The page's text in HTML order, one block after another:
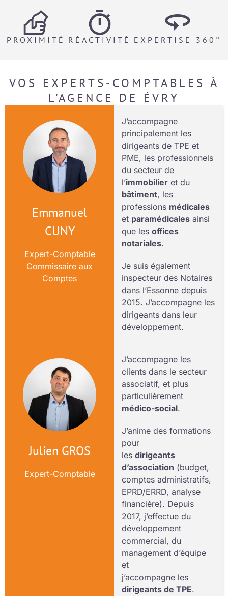
PROXIMITÉ RÉACTIVITÉ EXPERTISE 360°
VOS EXPERTS-COMPTABLES À
L’AGENCE DE ÉVRY
Emmanuel
CUNY
Expert-Comptable
Commissaire aux
Comptes
J’accompagne
principalement les
dirigeants de TPE et
PME, les professionnels
du secteur de
l’immobilier et du
bâtiment, les
professions médicales
et paramédicales ainsi
que les offices
notariales.
Je suis également
inspecteur des Notaires
dans l’Essonne depuis
2015. J’accompagne les
dirigeants dans leur
développement.
Julien GROS
Expert-Comptable
J’accompagne les
clients dans le secteur
associatif, et plus
particulièrement
médico-social.
J’anime des formations
pour
les dirigeants
d’association (budget,
comptes administratifs,
EPRD/ERRD, analyse
financière). Depuis
2017, j’effectue du
développement
commercial, du
management d’équipe
et
j’accompagne les
dirigeants de TPE.